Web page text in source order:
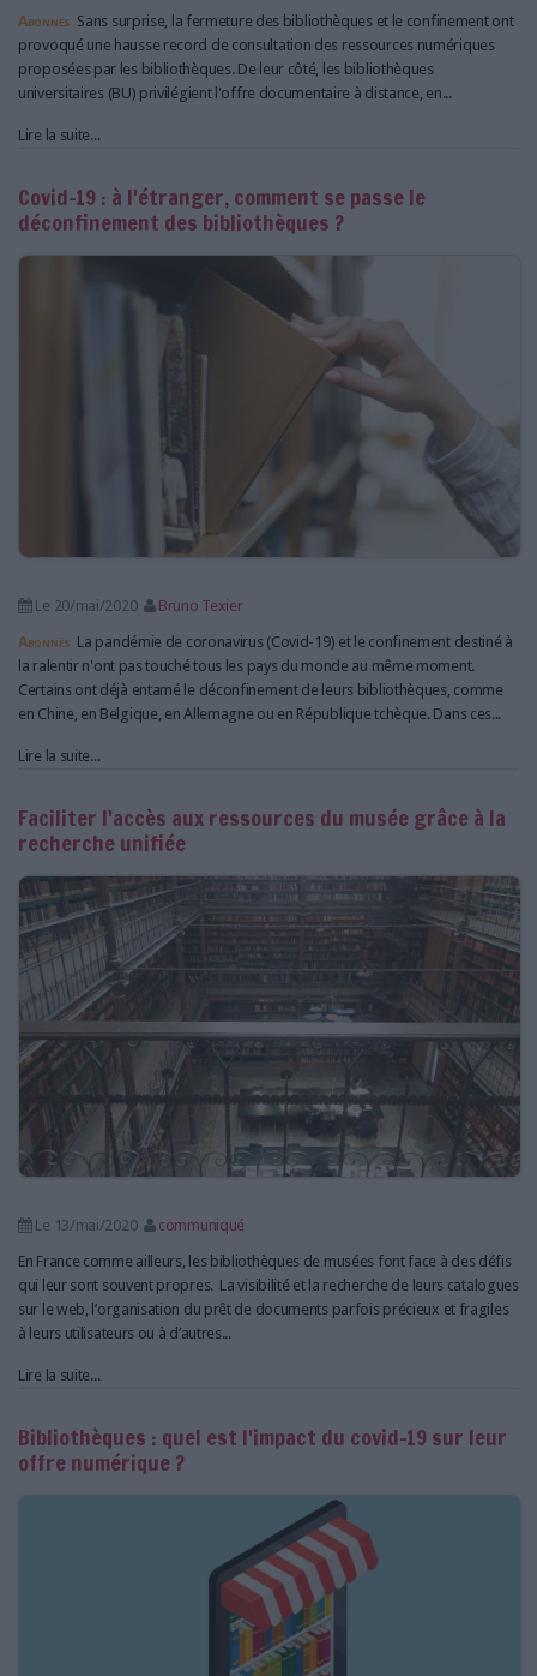
Abonnés Sans surprise, la fermeture des bibliothèques et le confinement ont
provoqué une hausse record de consultation des ressources numériques
proposées par les bibliothèques. De leur côté, les bibliothèques
universitaires (BU) privilégient l'offre documentaire à distance, en...
Lire la suite...
Covid-19 : à l'étranger, comment se passe le
déconfinement des bibliothèques ?
Le 20/mai/2020
Bruno Texier
Abonnés La pandémie de coronavirus (Covid-19) et le confinement destiné à
la ralentir n'ont pas touché tous les pays du monde au même moment.
Certains ont déjà entamé le déconfinement de leurs bibliothèques, comme
en Chine, en Belgique, en Allemagne ou en République tchèque. Dans ces...
Lire la suite...
Faciliter l'accès aux ressources du musée grâce à la
recherche unifiée
Le 13/mai/2020
communiqué
En France comme ailleurs, les bibliothèques de musées font face à des défis
qui leur sont souvent propres. La visibilité et la recherche de leurs catalogues
sur le web, l’organisation du prêt de documents parfois précieux et fragiles
à leurs utilisateurs ou à d’autres...
Lire la suite...
Bibliothèques : quel est l'impact du covid-19 sur leur
offre numérique ?